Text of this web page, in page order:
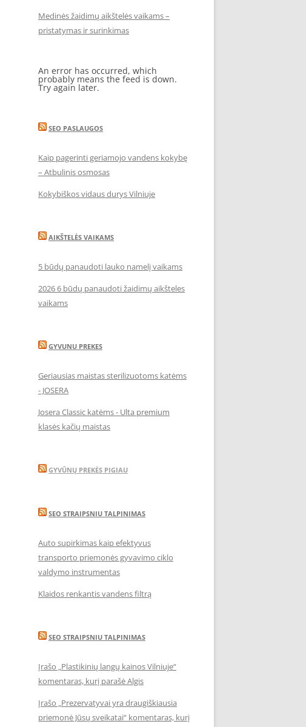
Medinės žaidimų aikštelės vaikams –
pristatymas ir surinkimas
An error has occurred, which
probably means the feed is down.
Try again later.
SEO PASLAUGOS
Kaip pagerinti geriamojo vandens kokybę
– Atbulinis osmosas
Kokybiškos vidaus durys Vilniuje
AIKŠTELĖS VAIKAMS
5 būdų panaudoti lauko namelį vaikams
2026 6 būdų panaudoti žaidimų aikšteles
vaikams
GYVUNU PREKES
Geriausias maistas sterilizuotoms katėms
- JOSERA
Josera Classic katėms - Ulta premium
klasės kačių maistas
GYVŪNŲ PREKĖS PIGIAU
SEO STRAIPSNIU TALPINIMAS
Auto supirkimas kaip efektyvus
transporto priemonės gyvavimo ciklo
valdymo instrumentas
Klaidos renkantis vandens filtrą
SEO STRAIPSNIU TALPINIMAS
Įrašo „Plastikinių langų kainos Vilniuje“
komentaras, kurį parašė Algis
Įrašo „Prezervatyvai yra draugiškiausia
priemonė Jūsų sveikatai“ komentaras, kurį